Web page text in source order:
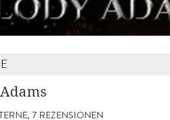
7 REZENSIONEN